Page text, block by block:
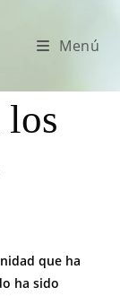
Menú
los
que ha
ha sido